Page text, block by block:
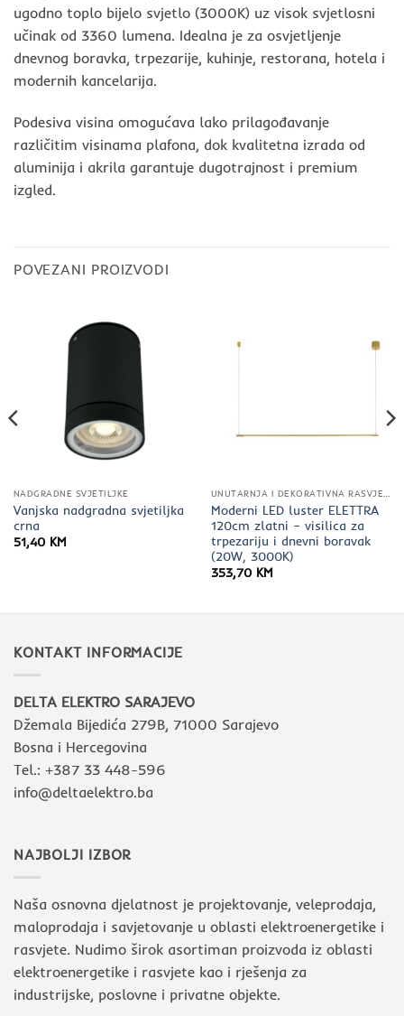
ugodno toplo bijelo svjetlo (3000K) uz visok svjetlosni
učinak od 3360 lumena. Idealna je za osvjetljenje
dnevnog boravka, trpezarije, kuhinje, restorana, hotela i
modernih kancelarija.
Podesiva visina omogućava lako prilagođavanje
različitim visinama plafona, dok kvalitetna izrada od
aluminija i akrila garantuje dugotrajnost i premium
izgled.
POVEZANI PROIZVODI
NADGRADNE SVJETILJKE
Vanjska nadgradna svjetiljka
crna
51,40 KM
UNUTARNJA I DEKORATIVNA RASVJETA
Moderni LED luster ELETTRA
120cm zlatni – visilica za
trpezariju i dnevni boravak
(20W, 3000K)
353,70 KM
KONTAKT INFORMACIJE
DELTA ELEKTRO SARAJEVO
Džemala Bijedića 279B, 71000 Sarajevo
Bosna i Hercegovina
Tel.: +387 33 448-596
info@deltaelektro.ba
NAJBOLJI IZBOR
Naša osnovna djelatnost je projektovanje, veleprodaja,
maloprodaja i savjetovanje u oblasti elektroenergetike i
rasvjete. Nudimo širok asortiman proizvoda iz oblasti
elektroenergetike i rasvjete kao i rješenja za
industrijske, poslovne i privatne objekte.